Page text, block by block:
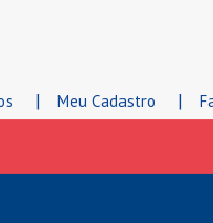
| Meu Cadastro |